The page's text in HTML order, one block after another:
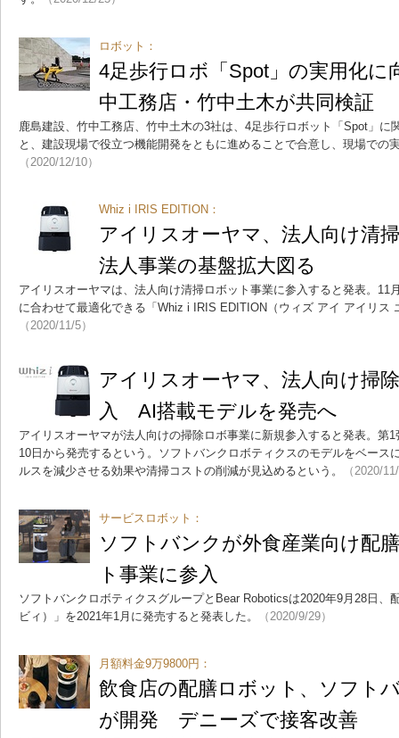
ロボット：
4足歩行ロボ「Spot」の実用化に
中工務店・竹中土木が共同検証
鹿島建設、竹中工務店、竹中土木の3社は、4足歩行ロボット「Spot」に
と、建設現場で役立つ機能開発をともに進めることで合意し、現場での
（2020/12/10）
Whiz i IRIS EDITION：
アイリスオーヤマ、法人向け
法人事業の基盤拡大図る
アイリスオーヤマは、法人向け清掃ロボット事業に参入すると発表。11
に合わせて最適化できる「Whiz i IRIS EDITION（ウィズ アイ アイリス
（2020/11/5）
アイリスオーヤマ、法人向け掃
入 AI搭載モデルを発売へ
アイリスオーヤマが法人向けの掃除ロボ事業に新規参入すると発表。第
10日から発売するという。ソフトバンクロボティクスのモデルをベース
ルスを減少させる効果や清掃コストの削減が見込めるという。
（2020/
サービスロボット：
ソフトバンクが外食産業向け配
ト事業に参入
ソフトバンクロボティクスグループとBear Roboticsは2020年9月28日、
ビィ）」を2021年1月に発売すると発表した。
（2020/9/29）
月額料金9万9800円：
飲食店の配膳ロボット、ソフト
が開発 デニーズで接客改善